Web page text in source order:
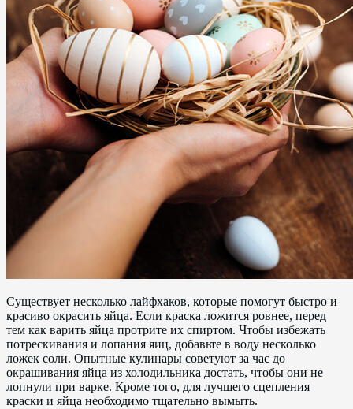
Существует несколько лайфхаков, которые помогут быстро и
красиво окрасить яйца. Если краска ложится ровнее, перед
тем как варить яйца протрите их спиртом. Чтобы избежать
потрескивания и лопания яиц, добавьте в воду несколько
ложек соли. Опытные кулинары советуют за час до
окрашивания яйца из холодильника достать, чтобы они не
лопнули при варке. Кроме того, для лучшего сцепления
краски и яйца необходимо тщательно вымыть.